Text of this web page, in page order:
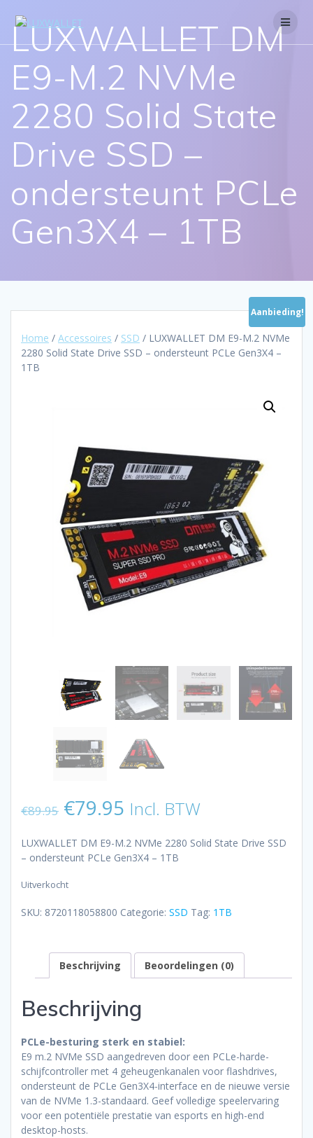
LUXWALLET DM
E9-M.2 NVMe
2280 Solid State
Drive SSD –
ondersteunt PCLe
Gen3X4 – 1TB
Home / Accessoires / SSD / LUXWALLET DM E9-M.2 NVMe
2280 Solid State Drive SSD – ondersteunt PCLe Gen3X4 –
1TB
Aanbieding!
€89.95 Oorspronkelijke
prijs
was:
€89.95.
€79.95 Huidige
prijs
is:
€79.95.
Incl. BTW
LUXWALLET DM E9-M.2 NVMe 2280 Solid State Drive SSD
– ondersteunt PCLe Gen3X4 – 1TB
Uitverkocht
SKU: 8720118058800 Categorie: SSD Tag: 1TB
Beschrijving Beoordelingen (0)
Beschrijving
PCLe-besturing sterk en stabiel:
E9 m.2 NVMe SSD aangedreven door een PCLe-harde-
schijfcontroller met 4 geheugenkanalen voor flashdrives,
ondersteunt de PCLe Gen3X4-interface en de nieuwe versie
van de NVMe 1.3-standaard. Geef volledige speelervaring
voor een potentiële prestatie van esports en high-end
desktop-hosts.